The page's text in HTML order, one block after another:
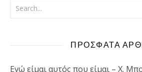
ΠΡΟΣΦΑΤΑ
Εγώ είμαι αυτός που είμαι – Χ.